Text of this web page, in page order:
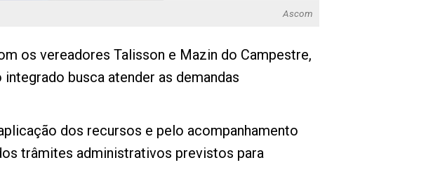
Ascom
os vereadores Talisson e Mazin do Campestre,
busca atender as demandas
dos recursos e pelo acompanhamento
trâmites administrativos previstos para